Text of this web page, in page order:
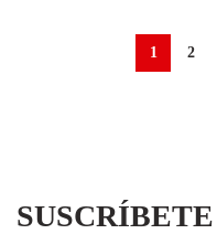
1 2
SUSCRÍBETE